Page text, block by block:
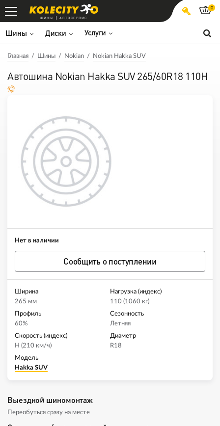
ШИНЫ АВТОСЕРВИС
Шины Диски Услуги
0
Главная Шины Nokian Nokian Hakka SUV
Автошина Nokian Hakka SUV 265/60R18 110H
Нет в наличии
Сообщить о поступлении
Ширина
265 мм
Нагрузка (индекс)
110 (1060 кг)
Профиль
60%
Сезонность
Летняя
Скорость (индекс)
H (210 км/ч)
Диаметр
R18
Модель
Hakka SUV
Выездной шиномонтаж
Переобуться сразу на месте